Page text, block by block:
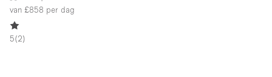
Kenmerken ruimte
van £858 per dag
5(2)